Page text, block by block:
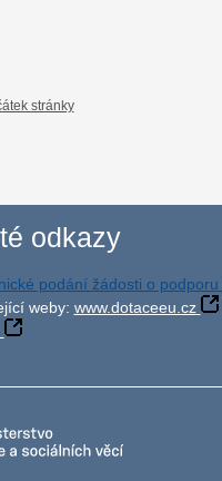
stránky
odkazy
podání žádosti o podporu
weby: www.dotaceeu.cz